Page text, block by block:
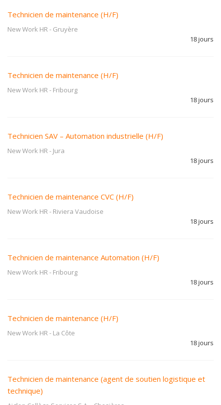
Technicien de maintenance (H/F)
New Work HR- Gruyère
18 jours
Technicien de maintenance (H/F)
New Work HR- Fribourg
18 jours
Technicien SAV – Automation industrielle (H/F)
New Work HR- Jura
18 jours
Technicien de maintenance CVC (H/F)
New Work HR- Riviera Vaudoise
18 jours
Technicien de maintenance Automation (H/F)
New Work HR- Fribourg
18 jours
Technicien de maintenance (H/F)
New Work HR- La Côte
18 jours
Technicien de maintenance (agent de soutien logistique et
technique)